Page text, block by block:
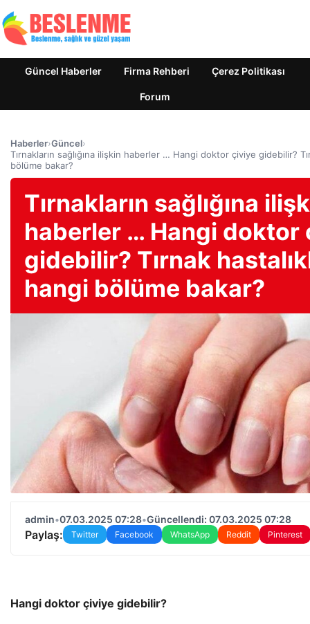
Güncel Haberler Firma Rehberi Çerez Politikası
Forum
Haberler›Güncel›
Tırnakların sağlığına ilişkin haberler … Hangi doktor çiviye gidebilir?
bölüme bakar?
Tırnakların sağlığına
haberler … Hangi doktor
gidebilir? Tırnak
hangi bölüme bakar?
admin•07.03.2025 07:28•Güncellendi: 07.03.2025 07:28
Paylaş: Twitter Facebook WhatsApp Reddit Pinterest
Hangi doktor çiviye gidebilir?